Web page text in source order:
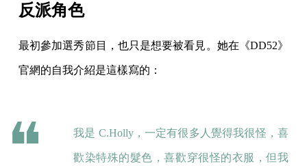
反派角色
最初參加選秀節目，也只是想要被看見。她在《DD52》
官網的自我介紹是這樣寫的：
我是 C.Holly，一定有很多人覺得我很怪，喜
歡染特殊的髮色，喜歡穿很怪的衣服，但我